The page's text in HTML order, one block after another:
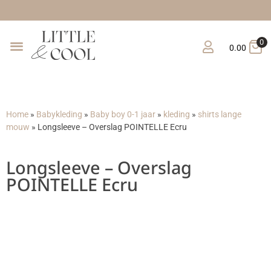
0.00
0
Home » Babykleding » Baby boy 0-1 jaar » kleding » shirts lange
mouw » Longsleeve – Overslag POINTELLE Ecru
Longsleeve – Overslag
POINTELLE Ecru